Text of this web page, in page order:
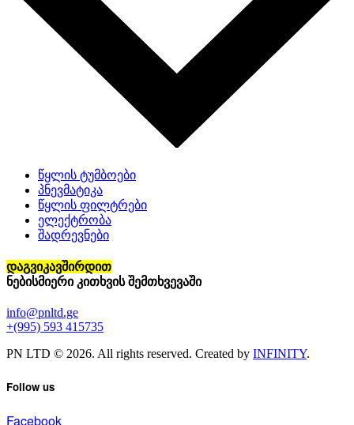
წყლის ტუმბოები
პნევმატიკა
წყლის ფილტრები
ელექტრობა
შადრევნები
დაგვიკავშირდით
ნებისმიერი კითხვის შემთხვევაში
info@pnltd.ge
+(995) 593 415735
PN LTD © 2026. All rights reserved. Created by INFINITY.
Follow us
Facebook